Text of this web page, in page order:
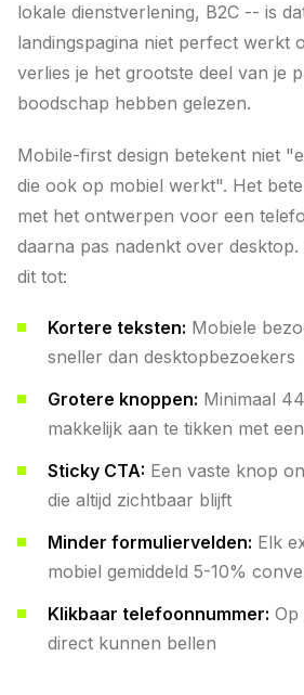
lokale dienstverlening, B2C -- is
landingspagina niet perfect werkt
verlies je het grootste deel van je
boodschap hebben gelezen.
Mobile-first design betekent niet
die ook op mobiel werkt". Het
met het ontwerpen voor een
daarna pas nadenkt over
dit tot:
Kortere teksten: Mobiele
sneller dan desktopbezoekers
Grotere knoppen: Minimaal
makkelijk aan te tikken met
Sticky CTA: Een vaste knop
die altijd zichtbaar blijft
Minder formuliervelden: Elk
mobiel gemiddeld 5-10%
Klikbaar telefoonnummer: Op
direct kunnen bellen